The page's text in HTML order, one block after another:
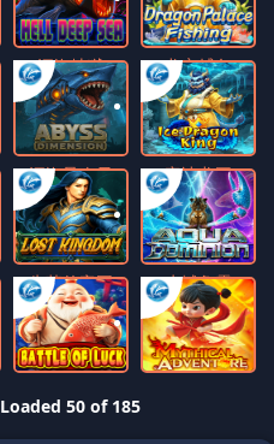
深海地狱 龙宫捕鱼
深海异次元 寒冰龙王
失落的帝国 水域争霸
Loaded 50 of 185